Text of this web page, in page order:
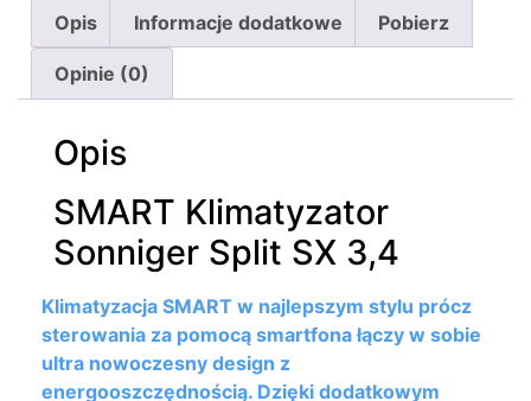
Opis Informacje dodatkowe Pobierz
Opinie (0)
Opis
SMART Klimatyzator
Sonniger Split SX 3,4
Klimatyzacja SMART w najlepszym stylu prócz
sterowania za pomocą smartfona łączy w sobie
ultra nowoczesny design z
energooszczędnością. Dzięki dodatkowym